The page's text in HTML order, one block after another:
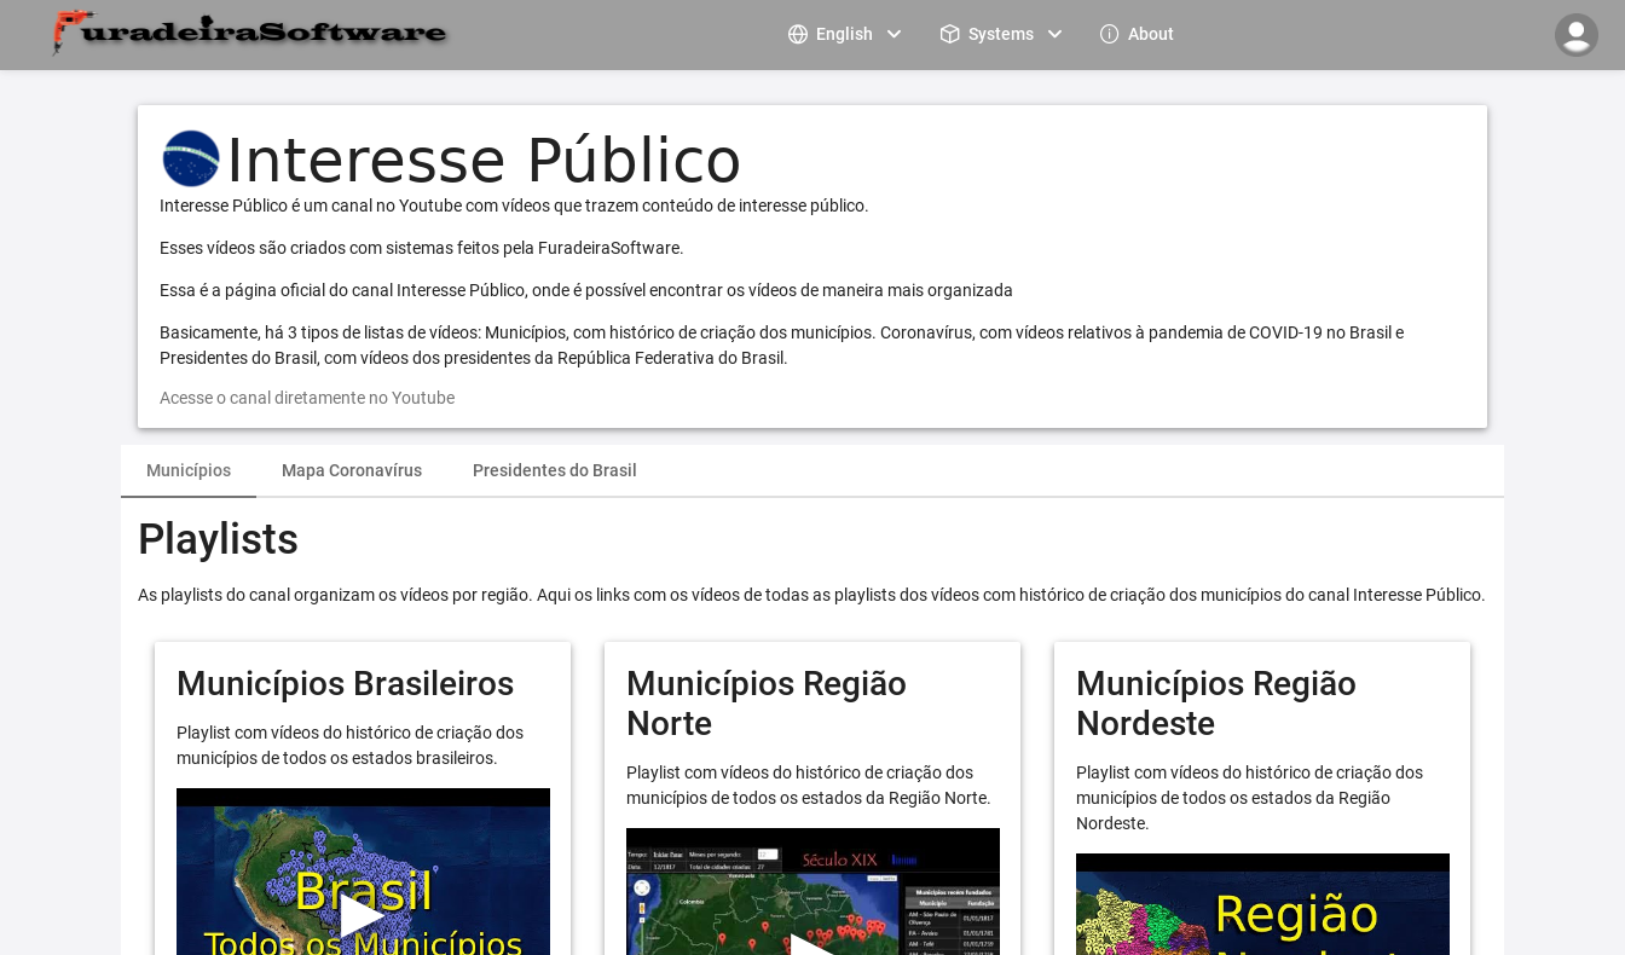
English Systems About
Interesse Público é um canal no Youtube com vídeos que trazem conteúdo de interesse público.
Esses vídeos são criados com sistemas feitos pela FuradeiraSoftware.
Essa é a página oficial do canal Interesse Público, onde é possível encontrar os vídeos de maneira mais organizada
Basicamente, há 3 tipos de listas de vídeos: Municípios, com histórico de criação dos municípios. Coronavírus, com vídeos relativos à pandemia de COVID-19 no Brasil e
Presidentes do Brasil, com vídeos dos presidentes da República Federativa do Brasil.
Acesse o canal diretamente no Youtube
Municípios Mapa Coronavírus Presidentes do Brasil
Playlists
As playlists do canal organizam os vídeos por região. Aqui os links com os vídeos de todas as playlists dos vídeos com histórico de criação dos municípios do canal Interesse Público.
Municípios Brasileiros
Playlist com vídeos do histórico de criação dos
municípios de todos os estados brasileiros.
Municípios Região
Norte
Playlist com vídeos do histórico de criação dos
municípios de todos os estados da Região Norte.
Municípios Região
Nordeste
Playlist com vídeos do histórico de criação dos
municípios de todos os estados da Região
Nordeste.